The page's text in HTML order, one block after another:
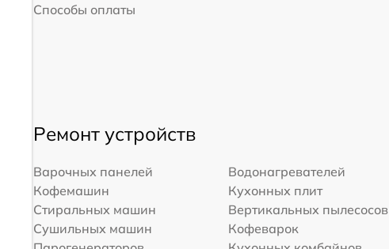
Способы оплаты
Ремонт устройств
Варочных панелей Водонагревателей
Кофемашин
Кухонных плит
Стиральных машин
Вертикальных пылесосов
Сушильных машин
Кофеварок